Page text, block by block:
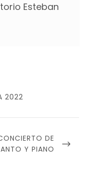
Esteban
2022
DE
Y PIANO